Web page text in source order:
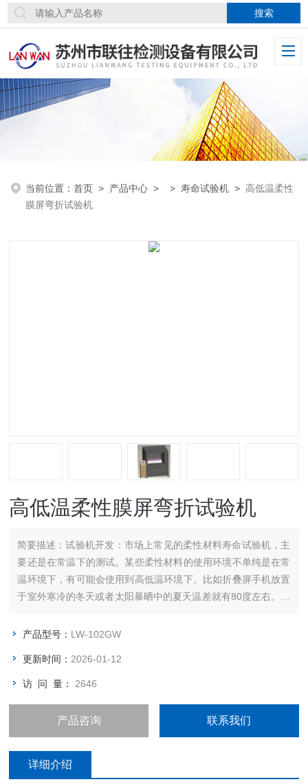
当前位置：首页 > 产品中心 > >寿命试验机 > 高低温柔性
膜屏弯折试验机
高低温柔性膜屏弯折试验机
简要描述：试验机开发：市场上常见的柔性材料寿命试验机，主
要还是在常温下的测试。某些柔性材料的使用环境不单纯是在常
温环境下，有可能会使用到高低温环境下。比如折叠屏手机放置
于室外寒冷的冬天或者太阳暴晒中的夏天温差就有80度左右。都
疲劳性的测试项目。市场上就推出了一款高低温柔性膜屏弯折试
产品型号： LW-102GW
更新时间： 2026-01-12
访 问 量： 2646
产品咨询 联系我们
详细介绍